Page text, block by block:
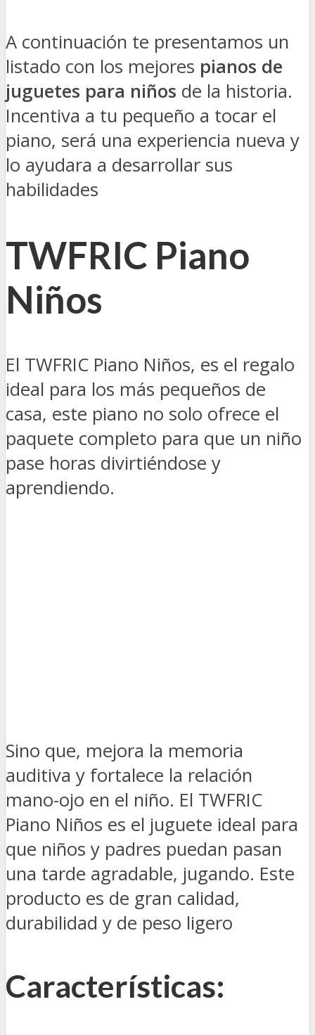
A continuación te presentamos un
listado con los mejores pianos de
juguetes para niños de la historia.
Incentiva a tu pequeño a tocar el
piano, será una experiencia nueva y
lo ayudara a desarrollar sus
habilidades
TWFRIC Piano
Niños
El TWFRIC Piano Niños, es el regalo
ideal para los más pequeños de
casa, este piano no solo ofrece el
paquete completo para que un niño
pase horas divirtiéndose y
aprendiendo.
Sino que, mejora la memoria
auditiva y fortalece la relación
mano-ojo en el niño. El TWFRIC
Piano Niños es el juguete ideal para
que niños y padres puedan pasan
una tarde agradable, jugando. Este
producto es de gran calidad,
durabilidad y de peso ligero
Características: